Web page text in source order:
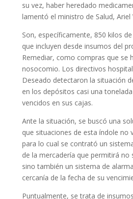
su vez, haber heredado
lamentó el ministro de Salud, Ariel
Son, específicamente, 850 kilos
que incluyen desde insumos del
Remediar, como compras que se
nosocomio. Los directivos
Deseado detectaron la situación
en los depósitos casi una
vencidos en sus cajas.
Ante la situación, se buscó una
que situaciones de esta índole no
para lo cual se contrató un
de la mercadería que permitirá no
sino también un sistema de
cercanía de la fecha de su
Puntualmente, se trata de